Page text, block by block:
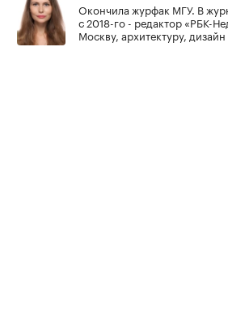
Окончила журфак МГУ. В
с 2018-го - редактор «РБК-
Москву, архитектуру,